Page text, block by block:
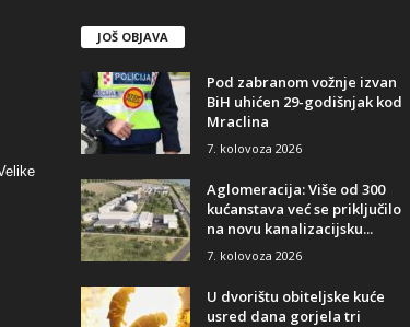
JOŠ OBJAVA
Pod zabranom vožnje izvan
BiH uhićen 29-godišnjak kod
Mraclina
7. kolovoza 2026
Aglomeracija: Više od 300
kućanstava već se priključilo
na novu kanalizacijsku...
7. kolovoza 2026
U dvorištu obiteljske kuće
usred dana gorjela tri